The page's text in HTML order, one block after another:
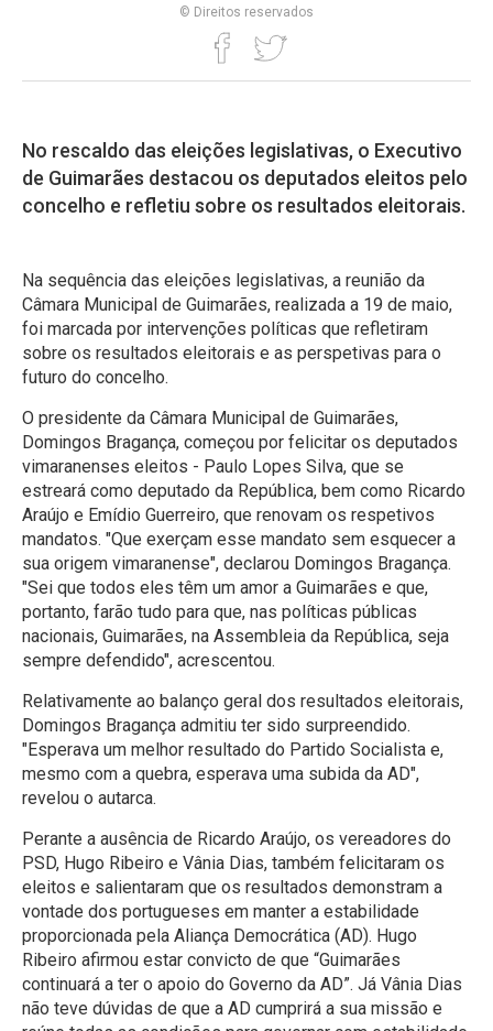
© Direitos reservados
No rescaldo das eleições legislativas, o Executivo
de Guimarães destacou os deputados eleitos pelo
concelho e refletiu sobre os resultados eleitorais.
Na sequência das eleições legislativas, a reunião da
Câmara Municipal de Guimarães, realizada a 19 de maio,
foi marcada por intervenções políticas que refletiram
sobre os resultados eleitorais e as perspetivas para o
futuro do concelho.
O presidente da Câmara Municipal de Guimarães,
Domingos Bragança, começou por felicitar os deputados
vimaranenses eleitos - Paulo Lopes Silva, que se
estreará como deputado da República, bem como Ricardo
Araújo e Emídio Guerreiro, que renovam os respetivos
mandatos. "Que exerçam esse mandato sem esquecer a
sua origem vimaranense", declarou Domingos Bragança.
"Sei que todos eles têm um amor a Guimarães e que,
portanto, farão tudo para que, nas políticas públicas
nacionais, Guimarães, na Assembleia da República, seja
sempre defendido", acrescentou.
Relativamente ao balanço geral dos resultados eleitorais,
Domingos Bragança admitiu ter sido surpreendido.
"Esperava um melhor resultado do Partido Socialista e,
mesmo com a quebra, esperava uma subida da AD",
revelou o autarca.
Perante a ausência de Ricardo Araújo, os vereadores do
PSD, Hugo Ribeiro e Vânia Dias, também felicitaram os
eleitos e salientaram que os resultados demonstram a
vontade dos portugueses em manter a estabilidade
proporcionada pela Aliança Democrática (AD). Hugo
Ribeiro afirmou estar convicto de que “Guimarães
continuará a ter o apoio do Governo da AD”. Já Vânia Dias
não teve dúvidas de que a AD cumprirá a sua missão e